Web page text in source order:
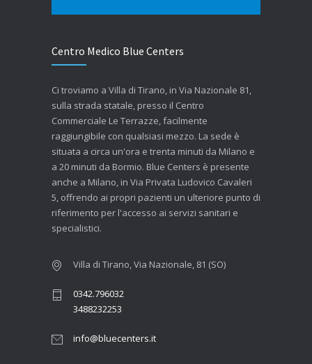
Centro Medico Blue Centers
Ci troviamo a Villa di Tirano, in Via Nazionale 81,
sulla strada statale, presso il Centro
Commerciale Le Terrazze, facilmente
raggiungibile con qualsiasi mezzo. La sede è
situata a circa un'ora e trenta minuti da Milano e
a 20 minuti da Bormio. Blue Centers è presente
anche a Milano, in Via Privata Ludovico Cavaleri
5, offrendo ai propri pazienti un ulteriore punto di
riferimento per l'accesso ai servizi sanitari e
specialistici.
Villa di Tirano, Via Nazionale, 81 (SO)
0342.796032
3488232253
info@bluecenters.it